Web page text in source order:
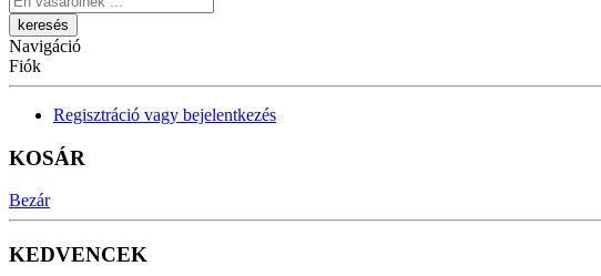
Navigáció
Fiók
Regisztráció vagy bejelentkezés
KOSÁR
Bezár
KEDVENCEK